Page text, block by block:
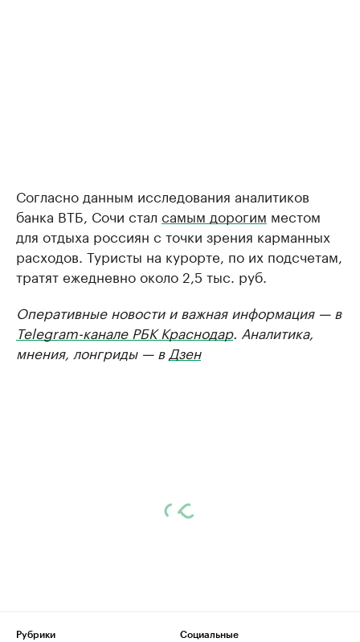
Согласно данным исследования аналитиков
банка ВТБ, Сочи стал самым дорогим местом
для отдыха россиян с точки зрения карманных
расходов. Туристы на курорте, по их подсчетам,
тратят ежедневно около 2,5 тыс. руб.
Оперативные новости и важная информация — в
Telegram-канале РБК Краснодар. Аналитика,
мнения, лонгриды — в Дзен
Рубрики
Социальные